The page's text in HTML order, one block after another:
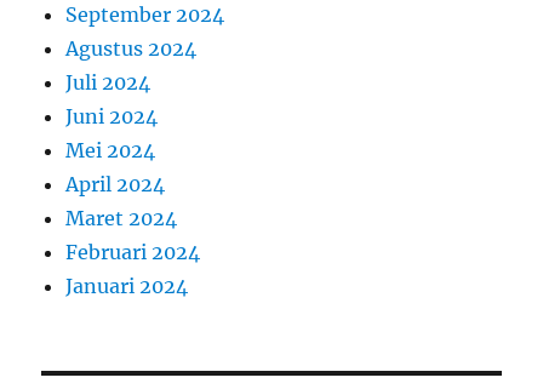
September 2024
Agustus 2024
Juli 2024
Juni 2024
Mei 2024
April 2024
Maret 2024
Februari 2024
Januari 2024